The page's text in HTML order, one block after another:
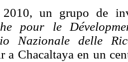
un grupo de
pour le
Nazionale delle
a Chacaltaya en un